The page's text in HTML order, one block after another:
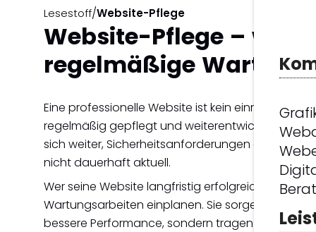
Lesestoff/Website-Pflege
Website-Pflege –
regelmäßige Wartung
Eine professionelle Website ist kein einmaliges
regelmäßig gepflegt und weiterentwickelt
sich weiter, Sicherheitsanforderungen ändern
nicht dauerhaft aktuell.
Wer seine Website langfristig erfolgreich
Wartungsarbeiten einplanen. Sie sorgen nicht nur
bessere Performance, sondern tragen auch dazu